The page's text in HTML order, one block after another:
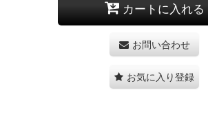
カートに入れる
お問い合わせ
お気に入り登録